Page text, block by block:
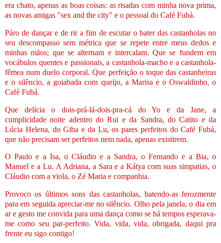
era chato, apenas as boas coisas: as risadas com minha nova prima,
as novas amigas "sex and the city" e o pessoal do Café Fubá.
Páro de dançar e de rir a fim de escutar o bater das castanholas no
seu descompasso sem métrica que se repete entre meus dedos e
minhas mãos; que se alternam e intercalam. Que se fundem em
vocábulos quentes e passionais, a castanhola-macho e a castanhola-
fêmea num duelo corporal. Que perfeição o toque das castanheiras
e o silêncio, a goiabada com queijo, a Marisa e o Oswaldinho, o
Café Fubá.
Que delícia o dois-prá-lá-dois-pra-cá do Yo e da Jane, a
cumplicidade noite adentro do Rui e da Sandra, do Catito e da
Lúcia Helena, do Giba e da Lu, os pares perfeitos do Café Fubá,
que não precisam ser perfeitos nem nada, apenas existirem.
O Paulo e a Isa, o Cláudio e a Sandra, o Fernando e a Bia, o
Manuel e a Lu. A Adriana, a Sara e a Kátya com suas simpatias, o
Cláudio com a viola, o Zé Maria e companhia.
Provoco os últimos sons das castanholas, batendo-as ferozmente
para em seguida apreciar-me no silêncio. Olho pela janela, o dia em
ar e gesto me convida para uma dança como se há tempos esperava-
me como seu par-perfeito. Vida, vida, vida, obrigada, daqui pra
frente eu sigo contigo!